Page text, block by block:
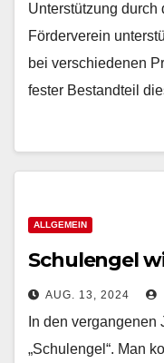
Unterstützung durch
Förderverein
bei verschiedenen
fester Bestandteil
ALLGEMEIN
Schulengel
AUG. 13, 2024
In den vergangenen
„Schulengel“. Man